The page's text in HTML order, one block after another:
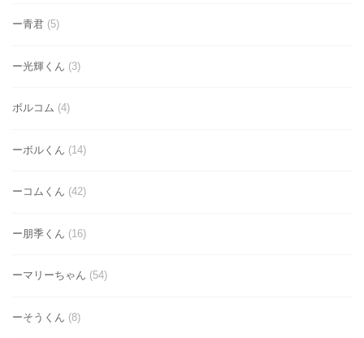
ー青君 (5)
ー光輝くん (3)
ボルコム (4)
ーボルくん (14)
ーコムくん (42)
ー朋季くん (16)
ーマリーちゃん (54)
ーそうくん (8)